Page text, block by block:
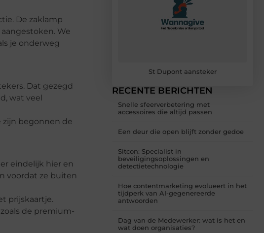
De zaklamp
We
je onderweg
Dat gezegd
wat veel
zijn begonnen de
eindelijk hier en
voordat ze buiten
prijskaartje.
de premium-
St Dupont aansteker
RECENTE BERICHTEN
Snelle sfeerverbetering met
accessoires die altijd passen
Een deur die open blijft zonder gedoe
Sitcon: Specialist in
beveiligingsoplossingen en
detectietechnologie
Hoe contentmarketing evolueert in het
tijdperk van AI-gegenereerde
antwoorden
Dag van de Medewerker: wat is het en
wat doen organisaties?